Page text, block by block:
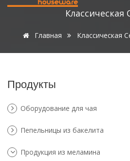
Классическая
Главная Классическая
Продукты
Оборудование для чая
Пепельницы из бакелита
Продукция из меламина